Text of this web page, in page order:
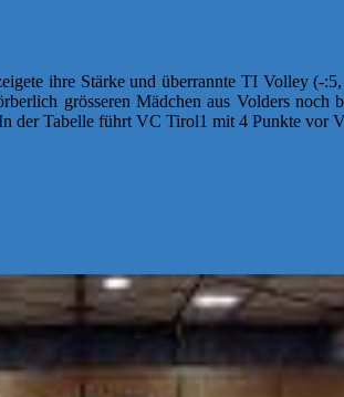
ihre Stärke und überrannte TI Volley (-
grösseren Mädchen aus Volders
der Tabelle führt VC Tirol1 mit 4 Punkte